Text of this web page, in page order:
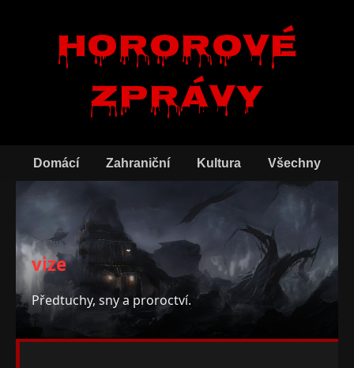
Hororové
zprávy
Domácí Zahraniční Kultura Všechny
vize
Předtuchy, sny a proroctví.